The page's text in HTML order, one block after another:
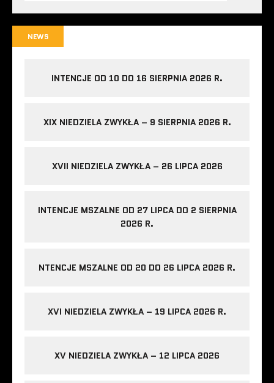
NEWS
INTENCJE OD 10 DO 16 SIERPNIA 2026 R.
XIX NIEDZIELA ZWYKŁA – 9 SIERPNIA 2026 R.
XVII NIEDZIELA ZWYKŁA – 26 LIPCA 2026
INTENCJE MSZALNE OD 27 LIPCA DO 2 SIERPNIA
2026 R.
NTENCJE MSZALNE OD 20 DO 26 LIPCA 2026 R.
XVI NIEDZIELA ZWYKŁA – 19 LIPCA 2026 R.
XV NIEDZIELA ZWYKŁA – 12 LIPCA 2026